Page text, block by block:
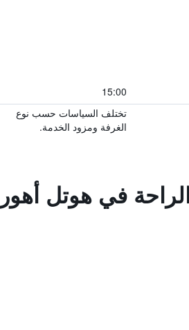
15:00
تختلف السياسات حسب نوع
الغرفة ومزود الخدمة.
في هوتل